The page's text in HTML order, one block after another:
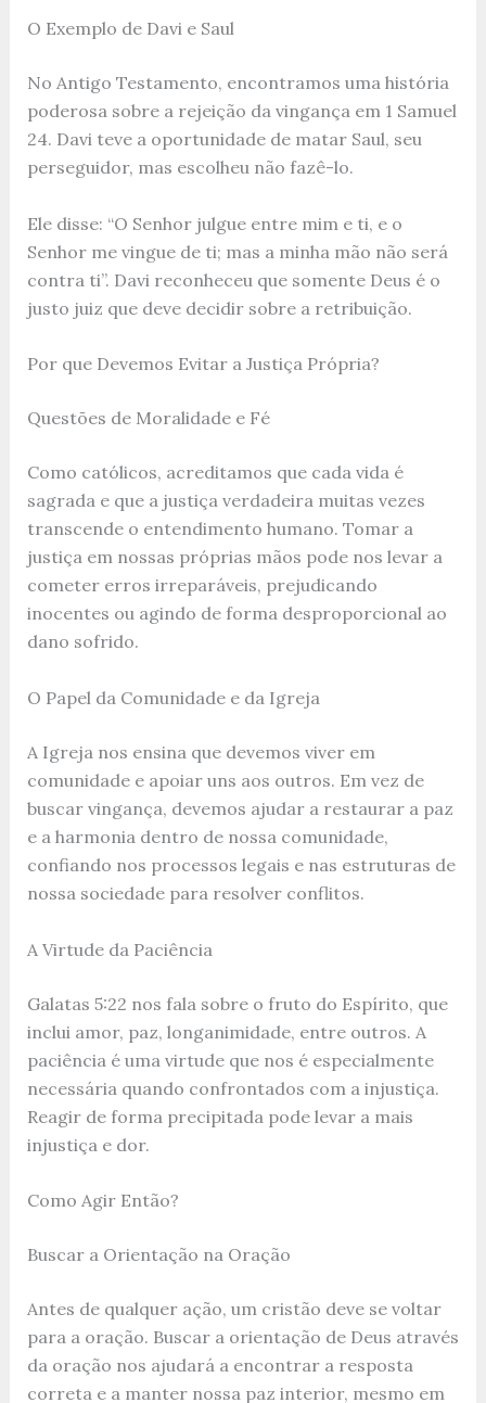
O Exemplo de Davi e Saul
No Antigo Testamento, encontramos uma história
poderosa sobre a rejeição da vingança em 1 Samuel
24. Davi teve a oportunidade de matar Saul, seu
perseguidor, mas escolheu não fazê-lo.
Ele disse: “O Senhor julgue entre mim e ti, e o
Senhor me vingue de ti; mas a minha mão não será
contra ti”. Davi reconheceu que somente Deus é o
justo juiz que deve decidir sobre a retribuição.
Por que Devemos Evitar a Justiça Própria?
Questões de Moralidade e Fé
Como católicos, acreditamos que cada vida é
sagrada e que a justiça verdadeira muitas vezes
transcende o entendimento humano. Tomar a
justiça em nossas próprias mãos pode nos levar a
cometer erros irreparáveis, prejudicando
inocentes ou agindo de forma desproporcional ao
dano sofrido.
O Papel da Comunidade e da Igreja
A Igreja nos ensina que devemos viver em
comunidade e apoiar uns aos outros. Em vez de
buscar vingança, devemos ajudar a restaurar a paz
e a harmonia dentro de nossa comunidade,
confiando nos processos legais e nas estruturas de
nossa sociedade para resolver conflitos.
A Virtude da Paciência
Galatas 5:22 nos fala sobre o fruto do Espírito, que
inclui amor, paz, longanimidade, entre outros. A
paciência é uma virtude que nos é especialmente
necessária quando confrontados com a injustiça.
Reagir de forma precipitada pode levar a mais
injustiça e dor.
Como Agir Então?
Buscar a Orientação na Oração
Antes de qualquer ação, um cristão deve se voltar
para a oração. Buscar a orientação de Deus através
da oração nos ajudará a encontrar a resposta
correta e a manter nossa paz interior, mesmo em